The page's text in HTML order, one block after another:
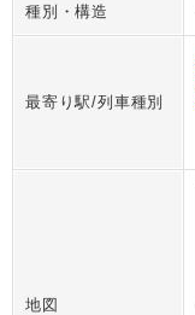
種別・構造
最寄り駅/列車種別
地図